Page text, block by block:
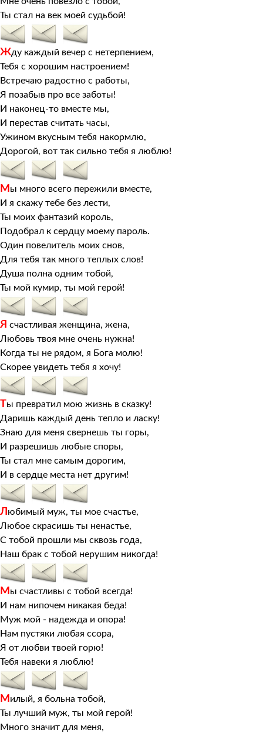
Ты стал на век моей судьбой!
Жду каждый вечер с нетерпением,
Тебя с хорошим настроением!
Встречаю радостно с работы,
Я позабыв про все заботы!
И наконец-то вместе мы,
И перестав считать часы,
Ужином вкусным тебя накормлю,
Дорогой, вот так сильно тебя я люблю!
М ы много всего пережили вместе,
И я скажу тебе без лести,
Ты моих фантазий король,
Подобрал к сердцу моему пароль.
Один повелитель моих снов,
Для тебя так много теплых слов!
Душа полна одним тобой,
Ты мой кумир, ты мой герой!
Я счастливая женщина, жена,
Любовь твоя мне очень нужна!
Когда ты не рядом, я Бога молю!
Скорее увидеть тебя я хочу!
Ты превратил мою жизнь в сказку!
Даришь каждый день тепло и ласку!
Знаю для меня свернешь ты горы,
И разрешишь любые споры,
Ты стал мне самым дорогим,
И в сердце места нет другим!
Л юбимый муж, ты мое счастье,
Любое скрасишь ты ненастье,
С тобой прошли мы сквозь года,
Наш брак с тобой нерушим никогда!
М ы счастливы с тобой всегда!
И нам нипочем никакая беда!
Муж мой - надежда и опора!
Нам пустяки любая ссора,
Я от любви твоей горю!
Тебя навеки я люблю!
М илый, я больна тобой,
Ты лучший муж, ты мой герой!
Много значит для меня,